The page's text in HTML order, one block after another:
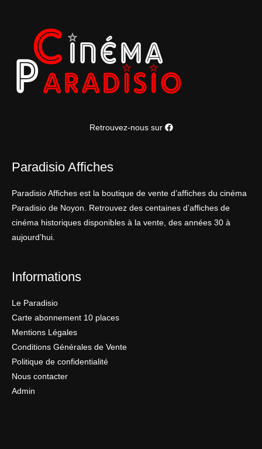
Retrouvez-nous sur
Paradisio Affiches
Paradisio Affiches est la boutique de vente d’affiches du cinéma
Paradisio de Noyon. Retrouvez des centaines d’affiches de
cinéma historiques disponibles à la vente, des années 30 à
aujourd’hui.
Informations
Le Paradisio
Carte abonnement 10 places
Mentions Légales
Conditions Générales de Vente
Politique de confidentialité
Nous contacter
Admin